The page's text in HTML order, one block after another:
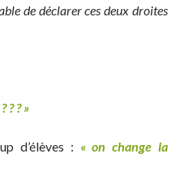
de déclarer ces deux droites
? ? »
d’élèves : « on change la